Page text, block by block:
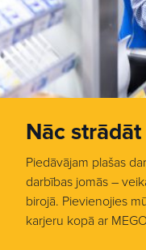
Nāc strādāt
Piedāvājam plašas
darbības jomās –
birojā. Pievienojies
karjeru kopā ar